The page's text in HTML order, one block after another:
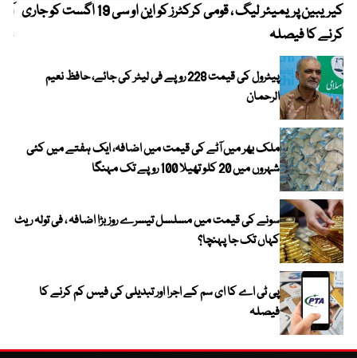
کیریبین پریمیئر لیگ ، قومی کرکٹرز کو این او سی 19 اگست کو جاری
کرنے کا فیصلہ
پیٹرول کی قیمت 228 روپے فی لیٹر کی جائے، حافظ نعیم
الرحمان
ملک بھر میں آٹے کی قیمت میں اضافہ، ایک ہفتے میں کئی
شہروں میں 20 کلو تھیلا 100 روپے تک مہنگا
سونے کی قیمت میں مسلسل تیسرے روز بڑا اضافہ ، فی تولہ ریٹ
کہاں تک جا پہنچا؟
پی ٹی اے کا ای سم کے اجرا اور تبدیلی کی فیس کم کرنے کا
فیصلہ